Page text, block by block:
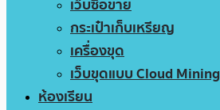
เว็บซื้อขาย
กระเป๋าเก็บเหรียญ
เครื่องขุด
เว็บขุดแบบ Cloud Mining
ห้องเรียน